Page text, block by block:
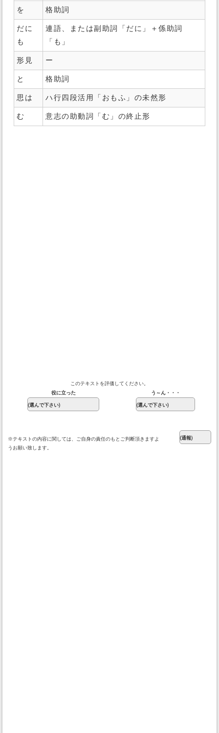
を 格助詞
だに
も
連語、または副助詞「だに」＋係助詞
「も」
形見 ー
と 格助詞
思は ハ行四段活用「おもふ」の未然形
む 意志の助動詞「む」の終止形
このテキストを評価してください。
役に立った
う～ん・・・
※テキストの内容に関しては、ご自身の責任のもとご判断頂きますよ
うお願い致します。